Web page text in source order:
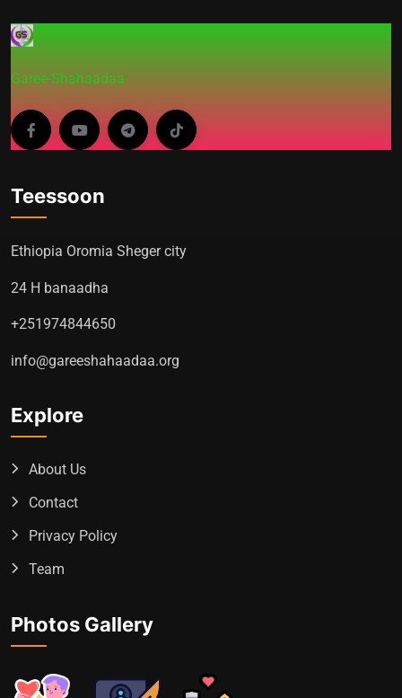
Garee-Shahaadaa
Teessoon
Ethiopia Oromia Sheger city
24 H banaadha
+251974844650
info@gareeshahaadaa.org
Explore
About Us
Contact
Privacy Policy
Team
Photos Gallery